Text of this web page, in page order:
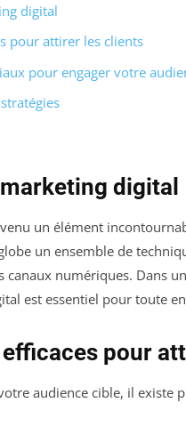
digital
pour attirer les clients
pour engager votre
digital
un élément
un ensemble de
canaux numériques. Dans
est essentiel pour toute
pour
audience cible, il existe